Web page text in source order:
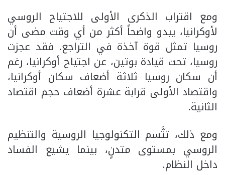
ومع اقتراب الذكرى الأولى للاجتياح الروسي
لأوكرانيا، يبدو واضحاً أكثر من أي وقت مضى أن
روسيا تمثل قوة آخذة في التراجع. فقد عجزت
روسيا، تحت قيادة بوتين، عن اجتياح أوكرانيا، رغم
أن سكان روسيا ثلاثة أضعاف سكان أوكرانيا،
واقتصاد الأولى قرابة عشرة أضعاف حجم اقتصاد
الثانية.
ومع ذلك، تتَّسم التكنولوجيا الروسية والتنظيم
الروسي بمستوى متدنٍ، بينما يشيع الفساد
داخل النظام.